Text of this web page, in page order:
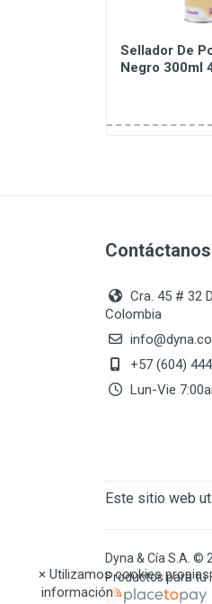
Sellador De
Negro 300ml
Contáctanos
Cra. 45 # 32
Colombia
+57 (604)
Lun-Vie
Este sitio web
Dyna & Cía S.A. ©
Productos para tu
× Utilizamos cookies
información